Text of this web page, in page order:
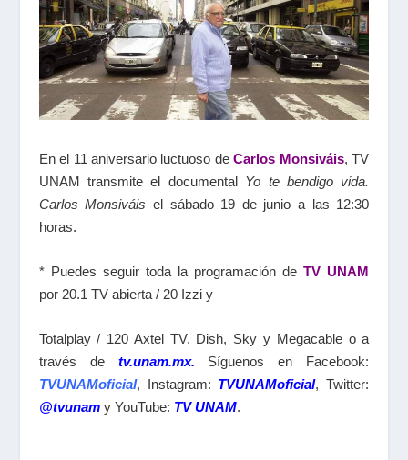
En el 11 aniversario luctuoso deCarlos Monsiváis, TV
UNAM transmite el documental Yo te bendigo vida.
Carlos Monsiváis el sábado 19 de junio a las 12:30
horas.
* Puedes seguir toda la programación deTV UNAM
por 20.1 TV abierta / 20 Izzi y
Totalplay / 120 Axtel TV, Dish, Sky y Megacable o a
través de tv.unam.mx. Síguenos en Facebook:
TVUNAMoficial, Instagram: TVUNAMoficial, Twitter:
@tvunamy YouTube: TV UNAM.